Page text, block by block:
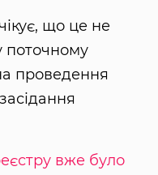
що це не
поточному
проведення
вже було